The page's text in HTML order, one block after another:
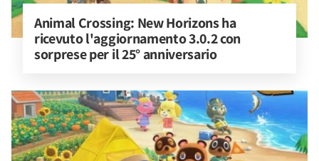
Animal Crossing: New Horizons ha
ricevuto l'aggiornamento 3.0.2 con
sorprese per il 25° anniversario